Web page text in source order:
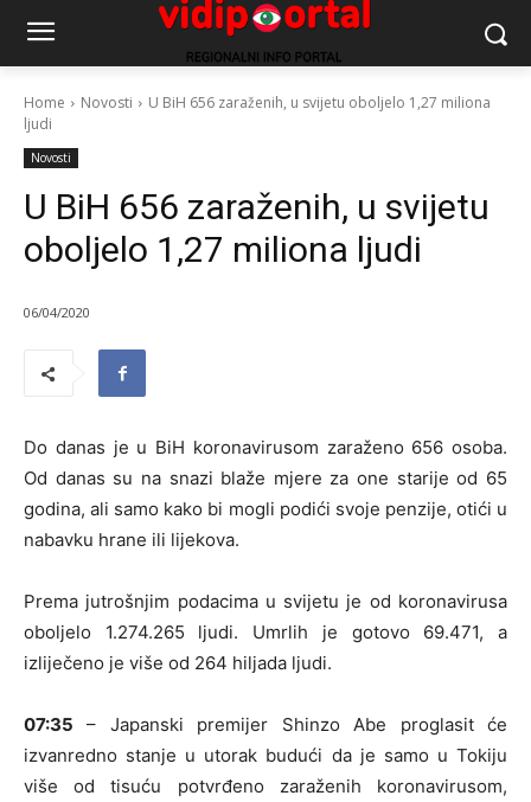
Home Novosti
U BiH 656 zaraženih, u svijetu oboljelo 1,27 miliona
ljudi
Novosti
U BiH 656 zaraženih, u svijetu
oboljelo 1,27 miliona ljudi
06/04/2020
Do danas je u BiH koronavirusom zaraženo 656 osoba.
Od danas su na snazi blaže mjere za one starije od 65
godina, ali samo kako bi mogli podići svoje penzije, otići u
nabavku hrane ili lijekova.
Prema jutrošnjim podacima u svijetu je od koronavirusa
oboljelo 1.274.265 ljudi. Umrlih je gotovo 69.471, a
izliječeno je više od 264 hiljada ljudi.
07:35 – Japanski premijer Shinzo Abe proglasit će
izvanredno stanje u utorak budući da je samo u Tokiju
više od tisuću potvrđeno zaraženih koronavirusom,